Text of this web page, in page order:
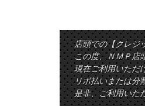
店頭での【クレジ
この度、ＮＭＰ店
現在ご利用いただ
リボ払いまたは分
是非、ご利用いた